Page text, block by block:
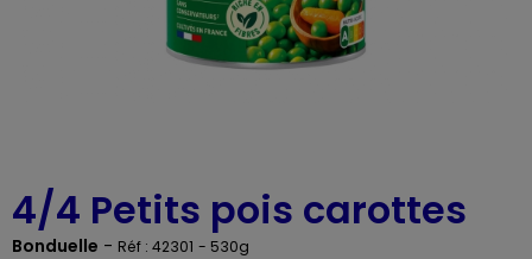
4/4 Petits pois carottes
Bonduelle - Réf : 42301 - 530g